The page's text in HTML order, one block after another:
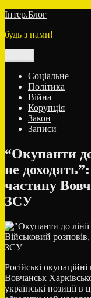
Перейти
вмісту
Інтер.Блог
будь з нами!
Соціальне
Політика
Війна
Корупція
Закон
Записи
“Окупанти до
не
частину
ЗСУ
Російські
Вовчанськ
українські позиції